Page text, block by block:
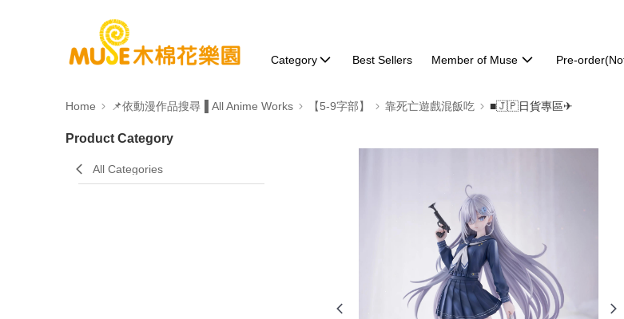
Category Best Sellers Member of Muse Pre-
Home 📌依動漫作品搜尋▐ All Anime Works 【5-9字部】 靠死亡遊戲混飯吃 ■🇯🇵日貨專區✈
Product Category
All Categories